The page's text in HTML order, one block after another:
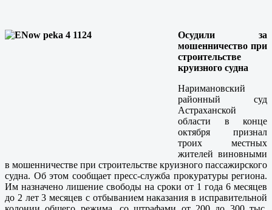
Осудили за
мошенничество при
строительстве
круизного судна
Наримановский
районный суд
Астраханской
области в конце
октября признал
троих местных
жителей виновными
в мошенничестве при строительстве круизного пассажирского
судна. Об этом сообщает пресс-служба прокуратуры региона.
Им назначено лишение свободы на сроки от 1 года 6 месяцев
до 2 лет 3 месяцев с отбыванием наказания в исправительной